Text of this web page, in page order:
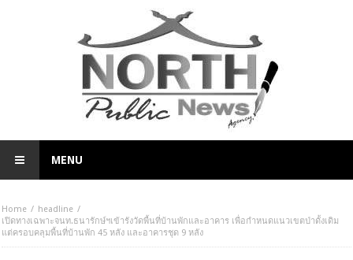
MENU
Home
headline
เปิดทางเฉพาะจนท.ธนารักษ์ฯเข้ารังวัดพื้นที่บ้านพักและอาคาร เพื่อกำหนดแนวเขตป่าดั้งเดิม
แต่ครอบคลุมพื้นที่บ้านพัก 45 หลัง และอาคารชุด 9 หลัง